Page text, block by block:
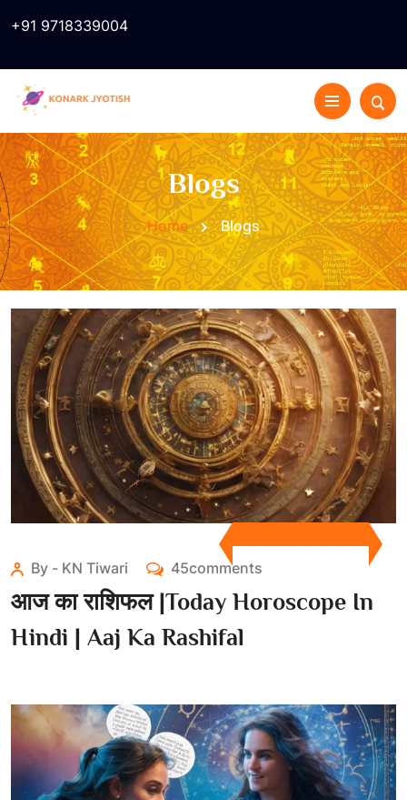
+91 9718339004
Blogs
Home Blogs
By - KN Tiwari 45comments
आज का राशिफल |Today Horoscope In
Hindi | Aaj Ka Rashifal